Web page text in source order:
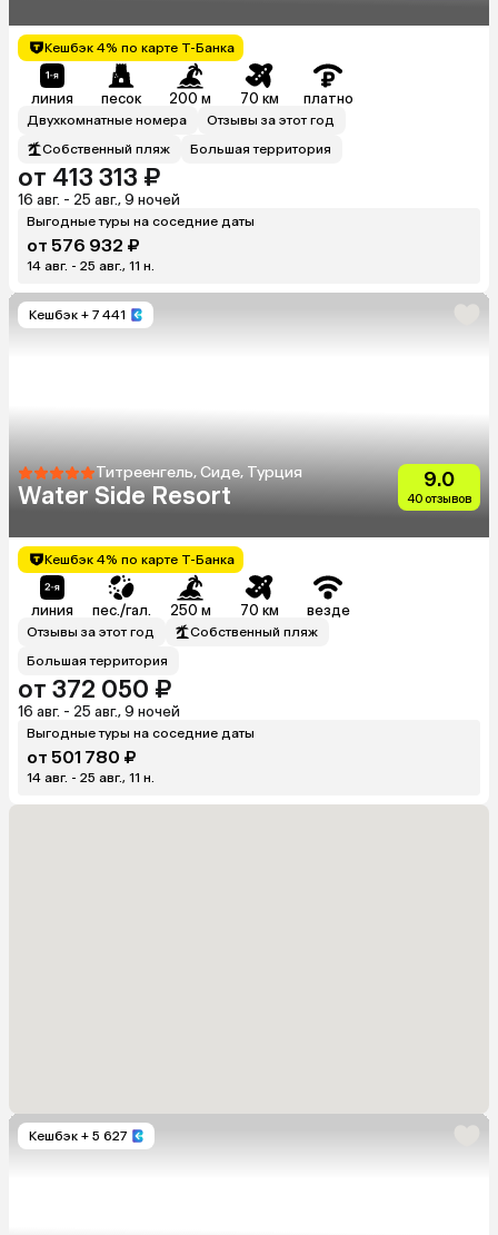
Кешбэк 4% по карте Т-Банка
линия песок 200 м 70 км платно
Двухкомнатные номера
Отзывы за этот год
Собственный пляж
Большая территория
от 413 313 ₽
16 авг. - 25 авг., 9 ночей
Выгодные туры на соседние даты
от 576 932 ₽
14 авг. - 25 авг., 11 н.
Кешбэк + 7 441
Титреенгель, Сиде, Турция
Water Side Resort
9.0
40 отзывов
Кешбэк 4% по карте Т-Банка
линия пес./гал. 250 м 70 км везде
Отзывы за этот год
Собственный пляж
Большая территория
от 372 050 ₽
16 авг. - 25 авг., 9 ночей
Выгодные туры на соседние даты
от 501 780 ₽
14 авг. - 25 авг., 11 н.
Кешбэк + 5 627